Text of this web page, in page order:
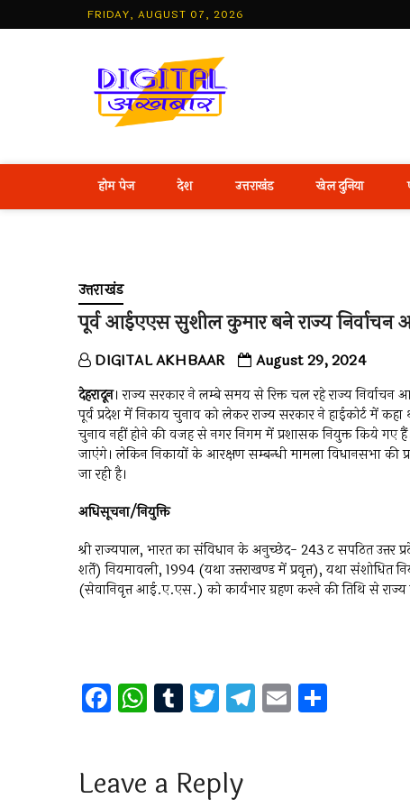
to
FRIDAY, AUGUST 07, 2026
Best
होम पेज देश उत्तराखंड खेल दुनिया
उत्तराखंड
पूर्व आईएएस सुशील कुमार बने राज्य निर्वाचन
DIGITAL AKHBAAR August 29, 2024
देहरादून। राज्य सरकार ने लम्बे समय से रिक्त चल रहे राज्य
पूर्व प्रदेश में निकाय चुनाव को लेकर राज्य सरकार ने हाईकोर्ट में
चुनाव नहीं होने की वजह से नगर निगम में प्रशासक नियुक्त किये
जाएंगे। लेकिन निकायों के आरक्षण सम्बन्धी मामला विधानसभा की
जा रही है।
अधिसूचना/नियुक्ति
श्री राज्यपाल, भारत का संविधान के अनुच्छेद- 243 ट सपठित उत्तर
शर्ते) नियमावली, 1994 (यथा उत्तराखण्ड में प्रवृत्त), यथा संशोधित
(सेवानिवृत्त आई.ए.एस.) को कार्यभार ग्रहण करने की तिथि से राज्य
F
a
b
W
h
s
T
u
bl
T
wi
er
T
el
E
m
Leave a Reply